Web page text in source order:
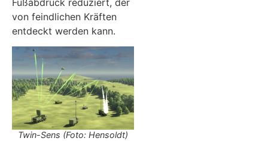
von feindlichen Kräften
entdeckt werden kann.
Twin-Sens (Foto: Hensoldt)